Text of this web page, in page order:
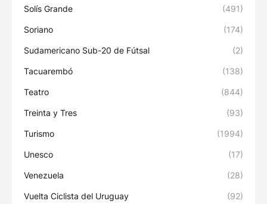
Solís Grande (491)
Soriano (174)
Sudamericano Sub-20 de Fútsal (2)
Tacuarembó (138)
Teatro (844)
Treinta y Tres (93)
Turismo (1994)
Unesco (17)
Venezuela (28)
Vuelta Ciclista del Uruguay (92)